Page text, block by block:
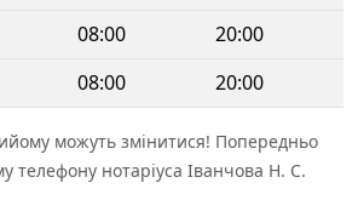
08:00
20:00
08:00 20:00
можуть змінитися! Попередньо
телефону нотаріуса Іванчова Н. С.